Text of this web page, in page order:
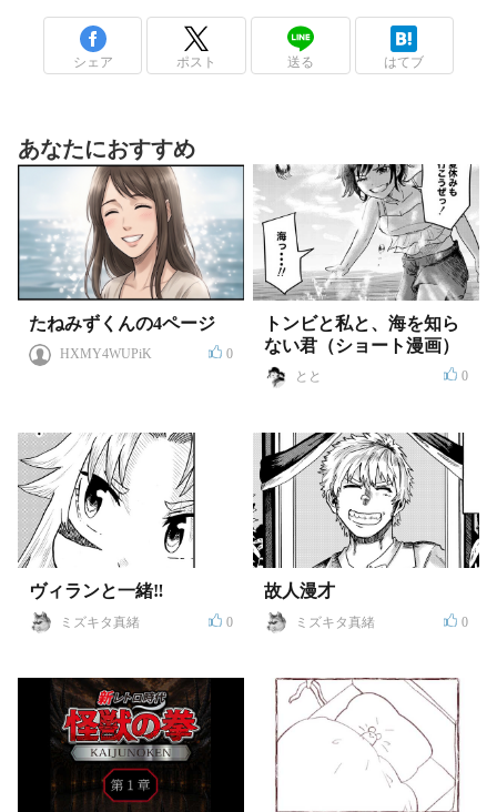
シェア ポスト 送る はてブ
あなたにおすすめ
たねみずくんの4ページ
HXMY4WUPiK 0
トンビと私と、海を知ら
ない君（ショート漫画）
とと 0
ヴィランと一緒‼
ミズキタ真緒 0
故人漫才
ミズキタ真緒 0